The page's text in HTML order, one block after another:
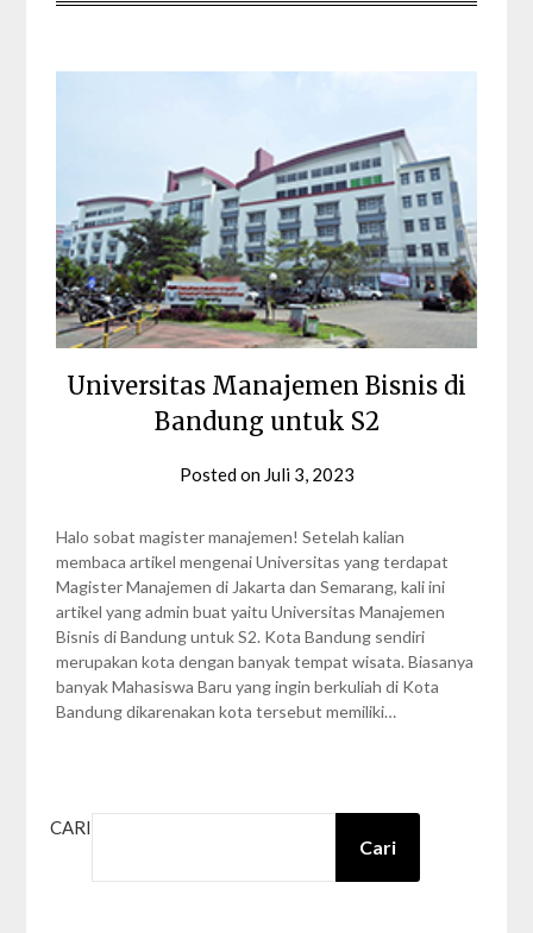
Universitas Manajemen Bisnis di
Bandung untuk S2
Posted on Juli 3, 2023
Zalfa
Halo sobat magister manajemen! Setelah kalian
membaca artikel mengenai Universitas yang terdapat
Magister Manajemen di Jakarta dan Semarang, kali ini
artikel yang admin buat yaitu Universitas Manajemen
Bisnis di Bandung untuk S2. Kota Bandung sendiri
merupakan kota dengan banyak tempat wisata. Biasanya
banyak Mahasiswa Baru yang ingin berkuliah di Kota
Bandung dikarenakan kota tersebut memiliki…
CARI
Cari